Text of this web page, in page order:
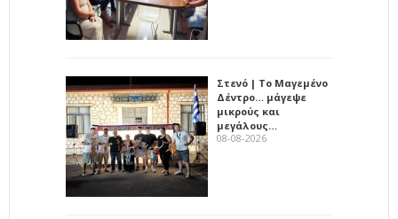
Στενό | Το Μαγεμένο
Δέντρο… μάγεψε
μικρούς και
μεγάλους…
08-08-2026